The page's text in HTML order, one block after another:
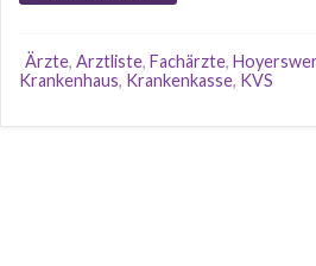
Ärzte, Arztliste, Fachärzte,
Krankenhaus, Krankenkasse, KVS